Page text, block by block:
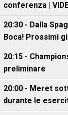
conferenza |
20:30 - Dalla
Boca! Prossimi
20:15 -
preliminare
20:00 - Meret
durante le